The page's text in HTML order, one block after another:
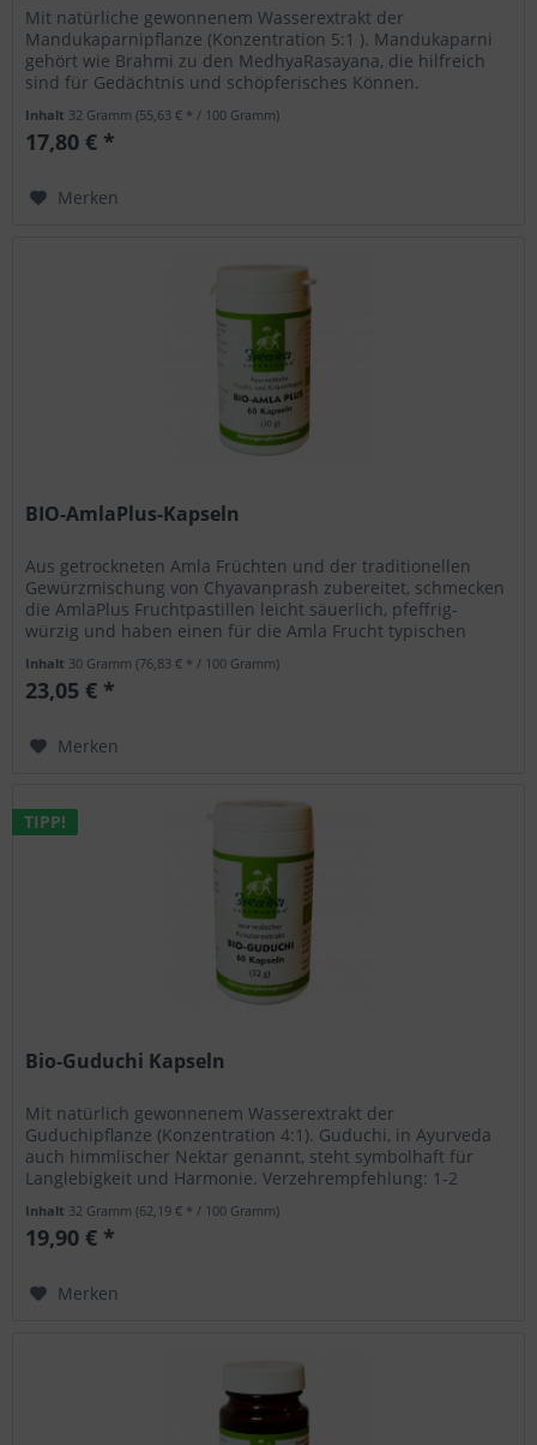
Mit natürliche gewonnenem Wasserextrakt der
Mandukaparnipflanze (Konzentration 5:1 ). Mandukaparni
gehört wie Brahmi zu den MedhyaRasayana, die hilfreich
sind für Gedächtnis und schöpferisches Können.
Inhalt 32 Gramm(55,63 € * / 100 Gramm)
17,80 € *
Merken
BIO-AmlaPlus-Kapseln
Aus getrockneten Amla Früchten und der traditionellen
Gewürzmischung von Chyavanprash zubereitet, schmecken
die AmlaPlus Fruchtpastillen leicht säuerlich, pfeffrig-
würzig und haben einen für die Amla Frucht typischen
Inhalt 30 Gramm(76,83 € * / 100 Gramm)
23,05 € *
Merken
TIPP!
Bio-Guduchi Kapseln
Mit natürlich gewonnenem Wasserextrakt der
Guduchipflanze (Konzentration 4:1). Guduchi, in Ayurveda
auch himmlischer Nektar genannt, steht symbolhaft für
Langlebigkeit und Harmonie. Verzehrempfehlung: 1-2
Inhalt 32 Gramm(62,19 € * / 100 Gramm)
19,90 € *
Merken